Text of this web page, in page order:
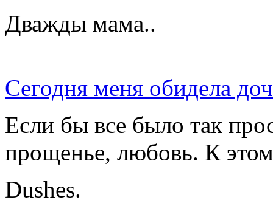
Дважды мама..
Сегодня меня обидела
Если бы все было так
прощенье, любовь. К
Dushes.